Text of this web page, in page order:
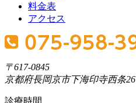
料金表
アクセス
〒617-0845
京都府長岡京市下海印寺西条26
診療時間